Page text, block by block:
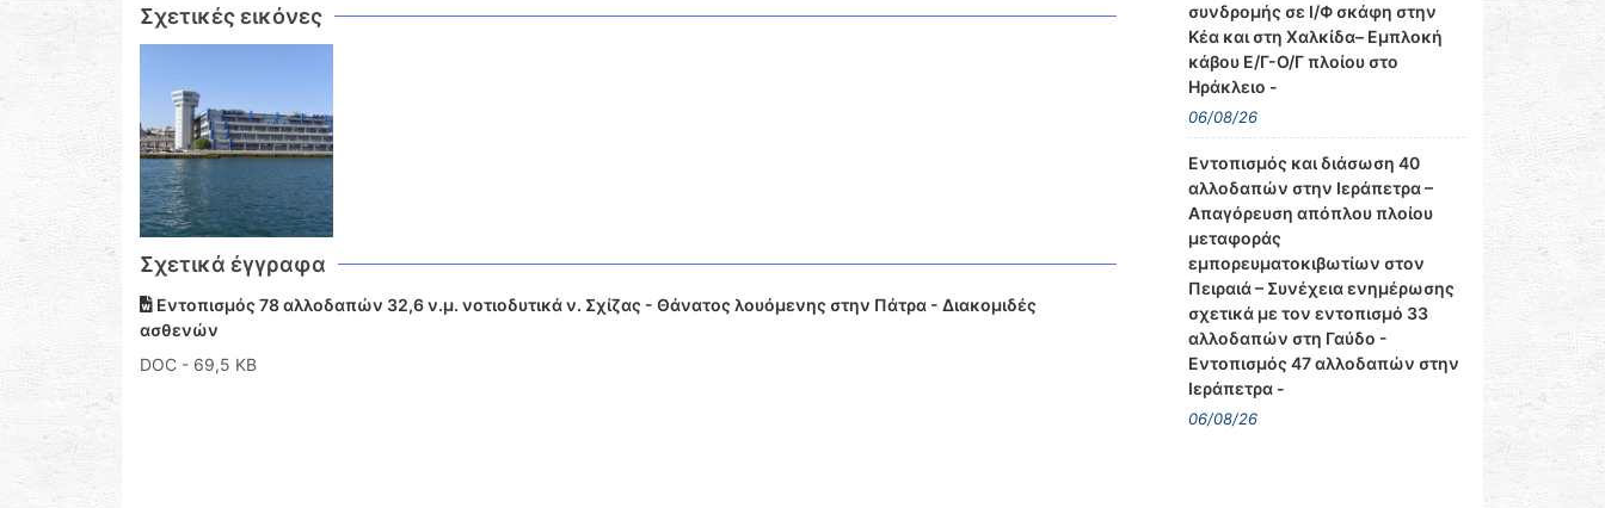
Σχετικές εικόνες
Σχετικά έγγραφα
Εντοπισμός 78 αλλοδαπών 32,6 ν.μ. νοτιοδυτικά ν. Σχίζας - Θάνατος λουόμενης στην Πάτρα - Διακομιδές
ασθενών
DOC - 69,5 KB
συνδρομής σε Ι/Φ σκάφη στην
Κέα και στη Χαλκίδα– Εμπλοκή
κάβου Ε/Γ-Ο/Γ πλοίου στο
Ηράκλειο -
06/08/26
Εντοπισμός και διάσωση 40
αλλοδαπών στην Ιεράπετρα –
Απαγόρευση απόπλου πλοίου
μεταφοράς
εμπορευματοκιβωτίων στον
Πειραιά – Συνέχεια ενημέρωσης
σχετικά με τον εντοπισμό 33
αλλοδαπών στη Γαύδο -
Εντοπισμός 47 αλλοδαπών στην
Ιεράπετρα -
06/08/26